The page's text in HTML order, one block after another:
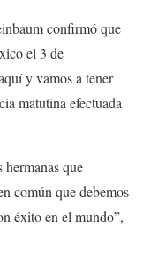
confirmó que
el 3 de
y vamos a tener
matutina efectuada
que
común que debemos
éxito en el mundo”,